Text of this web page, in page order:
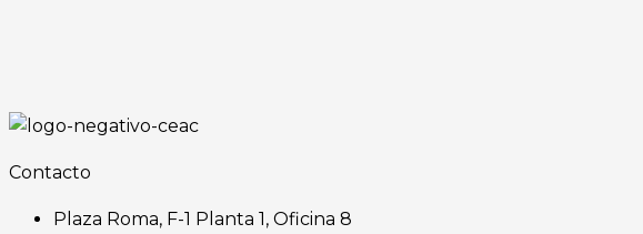
Contacto
Plaza Roma, F-1 Planta 1, Oficina 8